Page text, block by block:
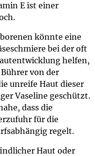
E ist einer
könnte eine
bei der oft
helfen,
von der
unreife Haut dieser
Vaseline geschützt.
dass die
für die
regelt.
Haut oder